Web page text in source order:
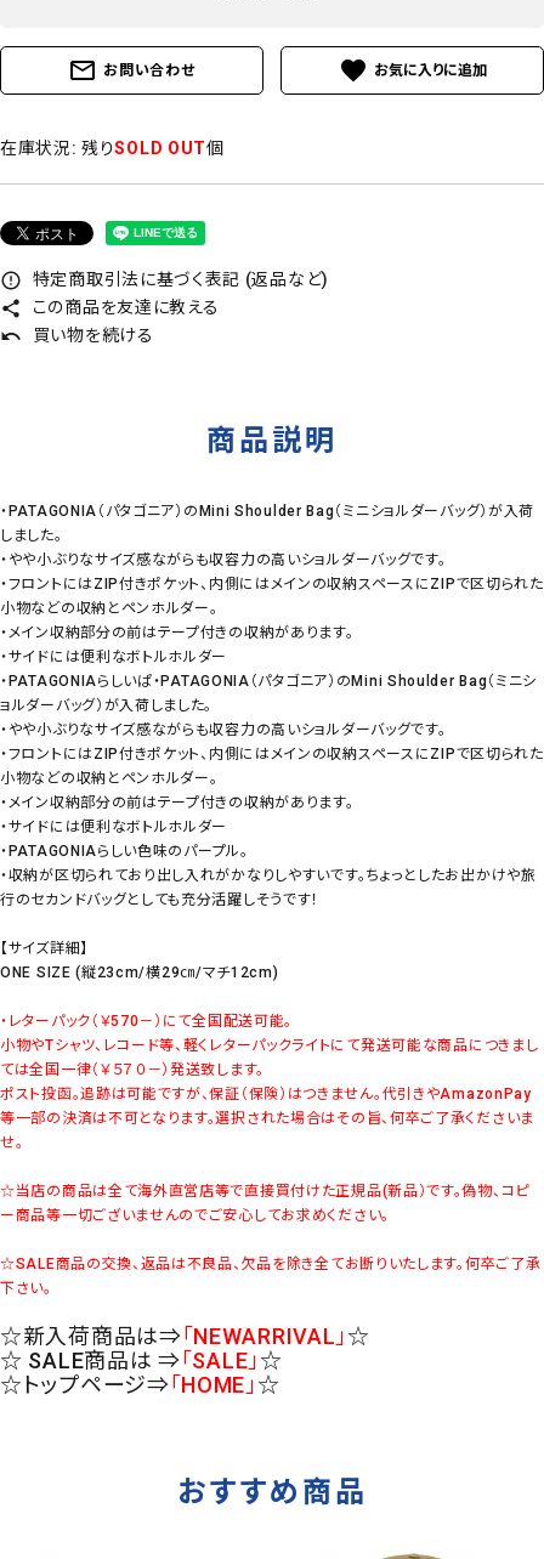
mail_outline お問い合わせ favorite
在庫状況: 残りSOLD OUT個
error_outline 特定商取引法に基づく表記 (返品など)
share この商品を友達に教える
undo 買い物を続ける
商品説明
・PATAGONIA（パタゴニア）のMini Shoulder Bag（ミニショルダーバッグ）が入荷
しました。
・やや小ぶりなサイズ感ながらも収容力の高いショルダーバッグです。
・フロントにはZIP付きポケット、内側にはメインの収納スペースにZIPで区切られた
小物などの収納とペンホルダー。
・メイン収納部分の前はテープ付きの収納があります。
・サイドには便利なボトルホルダー
・PATAGONIAらしいぱ・PATAGONIA（パタゴニア）のMini Shoulder Bag（ミニシ
ョルダーバッグ）が入荷しました。
・やや小ぶりなサイズ感ながらも収容力の高いショルダーバッグです。
・フロントにはZIP付きポケット、内側にはメインの収納スペースにZIPで区切られた
小物などの収納とペンホルダー。
・メイン収納部分の前はテープ付きの収納があります。
・サイドには便利なボトルホルダー
・PATAGONIAらしい色味のパープル。
・収納が区切られており出し入れがかなりしやすいです。ちょっとしたお出かけや旅
行のセカンドバッグとしても充分活躍しそうです！
【サイズ詳細】
ONE SIZE (縦23cm/横29㎝/マチ12cm)
・レターパック（￥570－）にて全国配送可能。
小物やTシャツ、レコード等、軽くレターパックライトにて発送可能な商品につきまし
ては全国一律（￥５７０－）発送致します。
ポスト投函。追跡は可能ですが、保証（保険）はつきません。代引きやAmazonPay
等一部の決済は不可となります。選択された場合はその旨、何卒ご了承くださいま
せ。
☆当店の商品は全て海外直営店等で直接買付けた正規品(新品）です。偽物、コピ
ー商品等一切ございませんのでご安心してお求めください。
☆SALE商品の交換、返品は不良品、欠品を除き全てお断りいたします。何卒ご了承
下さい。
☆新入荷商品は⇒「NEWARRIVAL」☆
☆ SALE商品は ⇒「SALE」☆
☆トップページ⇒「HOME」☆
おすすめ商品